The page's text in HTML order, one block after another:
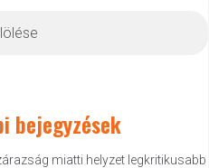
bejegyzések
miatti helyzet legkritikusabb